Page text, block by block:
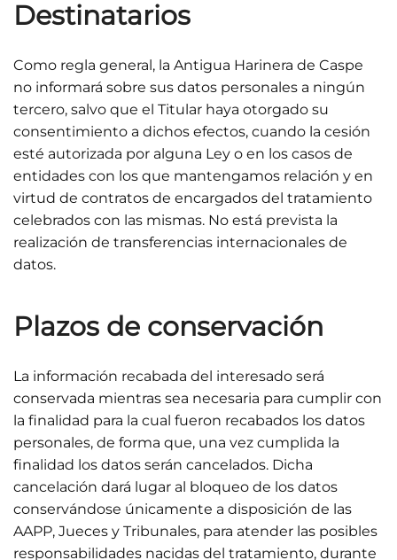
Destinatarios
Como regla general, la Antigua Harinera de Caspe
no informará sobre sus datos personales a ningún
tercero, salvo que el Titular haya otorgado su
consentimiento a dichos efectos, cuando la cesión
esté autorizada por alguna Ley o en los casos de
entidades con los que mantengamos relación y en
virtud de contratos de encargados del tratamiento
celebrados con las mismas. No está prevista la
realización de transferencias internacionales de
datos.
Plazos de conservación
La información recabada del interesado será
conservada mientras sea necesaria para cumplir con
la finalidad para la cual fueron recabados los datos
personales, de forma que, una vez cumplida la
finalidad los datos serán cancelados. Dicha
cancelación dará lugar al bloqueo de los datos
conservándose únicamente a disposición de las
AAPP, Jueces y Tribunales, para atender las posibles
responsabilidades nacidas del tratamiento, durante